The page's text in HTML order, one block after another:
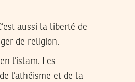
aussi la liberté de
de religion.
l’islam. Les
l’athéisme et de la